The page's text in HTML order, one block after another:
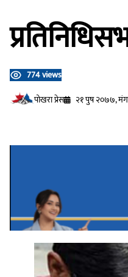
774 views
प‍ोखरा प्रेस
२१ पुष २०७७,